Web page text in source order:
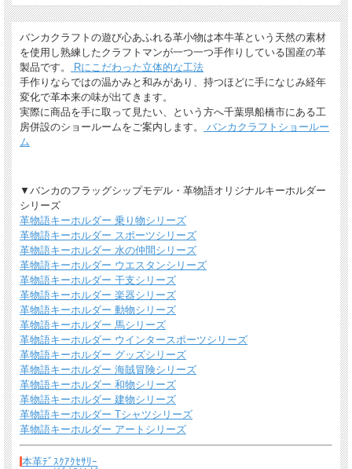
*無料簡易ラッピング
通常のご購入でも、簡易ラッピング（透明の袋の上に金色のギフトシール付き）い
たします。
送料について
宅配便 650円から→ 商品代金6600円(税込）以上で宅配便送料無料
メール便（全商品対象・定形外郵便ほか）全国一律300円
込）以上でメール便送料無料
＊詳しくはこちらから
熟練したスタッフが丁寧に梱包いたします。
*梱包の例
バンカクラフトの遊び心あふれる革小物は本牛革という天然の素材
を使用し熟練したクラフトマンが一つ一つ手作りしている国産の革
製品です。
Rにこだわった立体的な工法
手作りならではの温かみと和みがあり、持つほどに手になじみ経年
変化で革本来の味が出てきます。
実際に商品を手に取って見たい、という方へ千葉県船橋市にある工
房併設のショールームをご案内します。
バンカクラフトショールー
ム
▼バンカのフラッグシップモデル・革物語オリジナルキーホルダー
シリーズ
革物語キーホルダー 乗り物シリーズ
革物語キーホルダー スポーツシリーズ
革物語キーホルダー 水の仲間シリーズ
革物語キーホルダー ウエスタンシリーズ
革物語キーホルダー 干支シリーズ
革物語キーホルダー 楽器シリーズ
革物語キーホルダー 動物シリーズ
革物語キーホルダー 馬シリーズ
革物語キーホルダー ウインタースポーツシリーズ
革物語キーホルダー グッズシリーズ
革物語キーホルダー 海賊冒険シリーズ
革物語キーホルダー 和物シリーズ
革物語キーホルダー 建物シリーズ
革物語キーホルダー Tシャツシリーズ
革物語キーホルダー アートシリーズ
本革ﾃﾞｽｸｱｸｾｻﾘｰ